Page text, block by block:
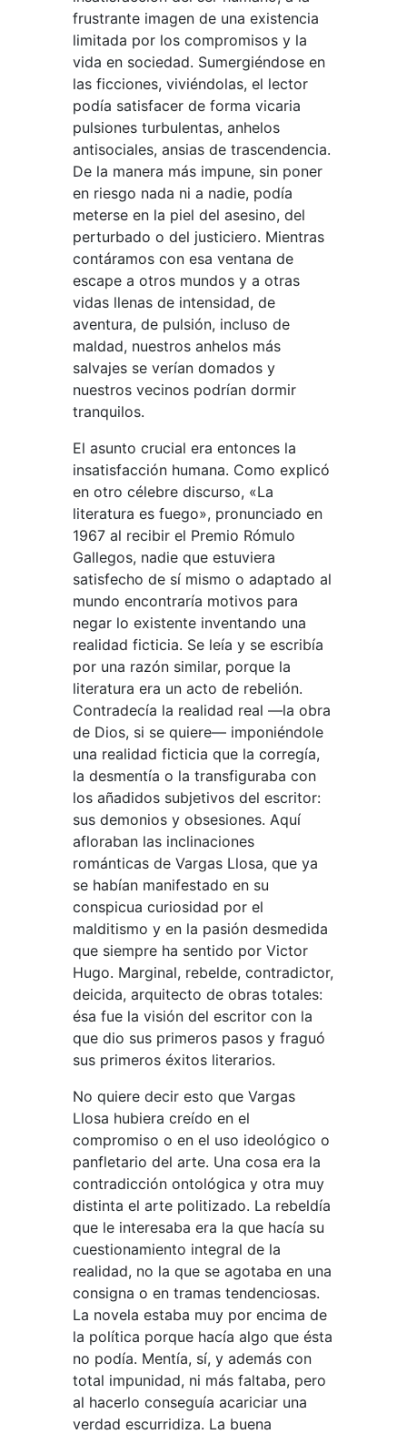
frustrante imagen de una existencia
limitada por los compromisos y la
vida en sociedad. Sumergiéndose en
las ficciones, viviéndolas, el lector
podía satisfacer de forma vicaria
pulsiones turbulentas, anhelos
antisociales, ansias de trascendencia.
De la manera más impune, sin poner
en riesgo nada ni a nadie, podía
meterse en la piel del asesino, del
perturbado o del justiciero. Mientras
contáramos con esa ventana de
escape a otros mundos y a otras
vidas llenas de intensidad, de
aventura, de pulsión, incluso de
maldad, nuestros anhelos más
salvajes se verían domados y
nuestros vecinos podrían dormir
tranquilos.
El asunto crucial era entonces la
insatisfacción humana. Como explicó
en otro célebre discurso, «La
literatura es fuego», pronunciado en
1967 al recibir el Premio Rómulo
Gallegos, nadie que estuviera
satisfecho de sí mismo o adaptado al
mundo encontraría motivos para
negar lo existente inventando una
realidad ficticia. Se leía y se escribía
por una razón similar, porque la
literatura era un acto de rebelión.
Contradecía la realidad real —la obra
de Dios, si se quiere— imponiéndole
una realidad ficticia que la corregía,
la desmentía o la transfiguraba con
los añadidos subjetivos del escritor:
sus demonios y obsesiones. Aquí
afloraban las inclinaciones
románticas de Vargas Llosa, que ya
se habían manifestado en su
conspicua curiosidad por el
malditismo y en la pasión desmedida
que siempre ha sentido por Victor
Hugo. Marginal, rebelde, contradictor,
deicida, arquitecto de obras totales:
ésa fue la visión del escritor con la
que dio sus primeros pasos y fraguó
sus primeros éxitos literarios.
No quiere decir esto que Vargas
Llosa hubiera creído en el
compromiso o en el uso ideológico o
panfletario del arte. Una cosa era la
contradicción ontológica y otra muy
distinta el arte politizado. La rebeldía
que le interesaba era la que hacía su
cuestionamiento integral de la
realidad, no la que se agotaba en una
consigna o en tramas tendenciosas.
La novela estaba muy por encima de
la política porque hacía algo que ésta
no podía. Mentía, sí, y además con
total impunidad, ni más faltaba, pero
al hacerlo conseguía acariciar una
verdad escurridiza. La buena